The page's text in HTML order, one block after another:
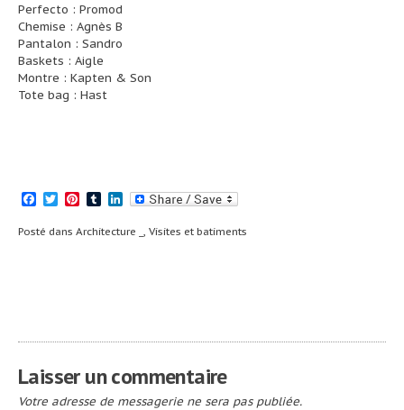
Perfecto : Promod
Chemise : Agnès B
Pantalon : Sandro
Baskets : Aigle
Montre : Kapten & Son
Tote bag : Hast
Facebook
TwitterPinterest
TumblrLinkedIn
Posté dans Architecture _ Visites et batiments
l’article
Laisser un commentaire
Votre adresse de messagerie ne sera pas publiée.